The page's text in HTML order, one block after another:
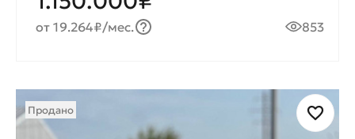
от 19.264₽/мес. 853
Продано